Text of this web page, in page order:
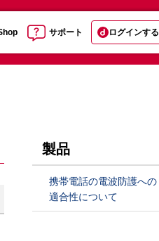
サポート ログインする
製品
携帯電話の電波防護への
適合性について